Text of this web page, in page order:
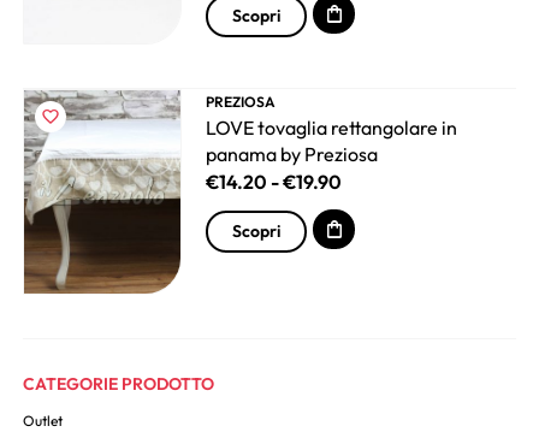
CATEGORIE PRODOTTO
Outlet
Scopri
PREZIOSA
LOVE tovaglia rettangolare in
panama by Preziosa
€14.20 -€19.90
Scopri